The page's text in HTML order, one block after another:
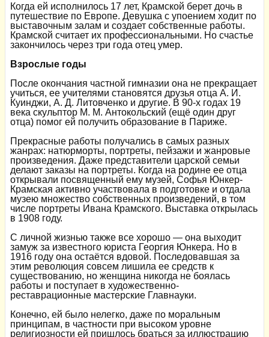
Когда ей исполнилось 17 лет, Крамской берет дочь в
путешествие по Европе. Девушка с упоением ходит по
выставочным залам и создает собственные работы.
Крамской считает их профессиональными. Но счастье
закончилось через три года отец умер.
Взрослые годы
После окончания частной гимназии она не прекращает
учиться, ее учителями становятся друзья отца А. И.
Куинджи, А. Д. Литовченко и другие. В 90-х годах 19
века скульптор М. М. Антокольский (ещё один друг
отца) помог ей получить образование в Париже.
Прекрасные работы получались в самых разных
жанрах: натюрморты, портреты, пейзажи и жанровые
произведения. Даже представители царской семьи
делают заказы на портреты. Когда на родине ее отца
открывали посвященный ему музей, Софья Юнкер-
Крамская активно участвовала в подготовке и отдала
музею множество собственных произведений, в том
числе портреты Ивана Крамского. Выставка открылась
в 1908 году.
С личной жизнью также все хорошо — она выходит
замуж за известного юриста Георгия Юнкера. Но в
1916 году она остаётся вдовой. Последовавшая за
этим революция совсем лишила ее средств к
существованию, но женщина никогда не боялась
работы и поступает в художественно-
реставрационные мастерские Главнауки.
Конечно, ей было нелегко, даже по моральным
принципам, в частности при высоком уровне
религиозности ей пришлось браться за иллюстрацию